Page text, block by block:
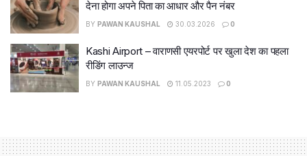
देना होगा अपने पिता का आधार और पैन नंबर
BY PAWAN KAUSHAL 30.03.2026 0
Kashi Airport – वाराणसी एयरपोर्ट पर खुला देश का पहला
रीडिंग लाउन्ज
BY PAWAN KAUSHAL 11.05.2023 0